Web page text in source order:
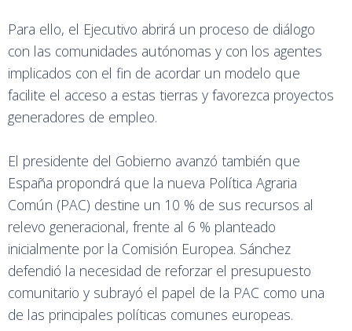
Para ello, el Ejecutivo abrirá un proceso de diálogo
con las comunidades autónomas y con los agentes
implicados con el fin de acordar un modelo que
facilite el acceso a estas tierras y favorezca proyectos
generadores de empleo.
El presidente del Gobierno avanzó también que
España propondrá que la nueva Política Agraria
Común (PAC) destine un 10 % de sus recursos al
relevo generacional, frente al 6 % planteado
inicialmente por la Comisión Europea. Sánchez
defendió la necesidad de reforzar el presupuesto
comunitario y subrayó el papel de la PAC como una
de las principales políticas comunes europeas.